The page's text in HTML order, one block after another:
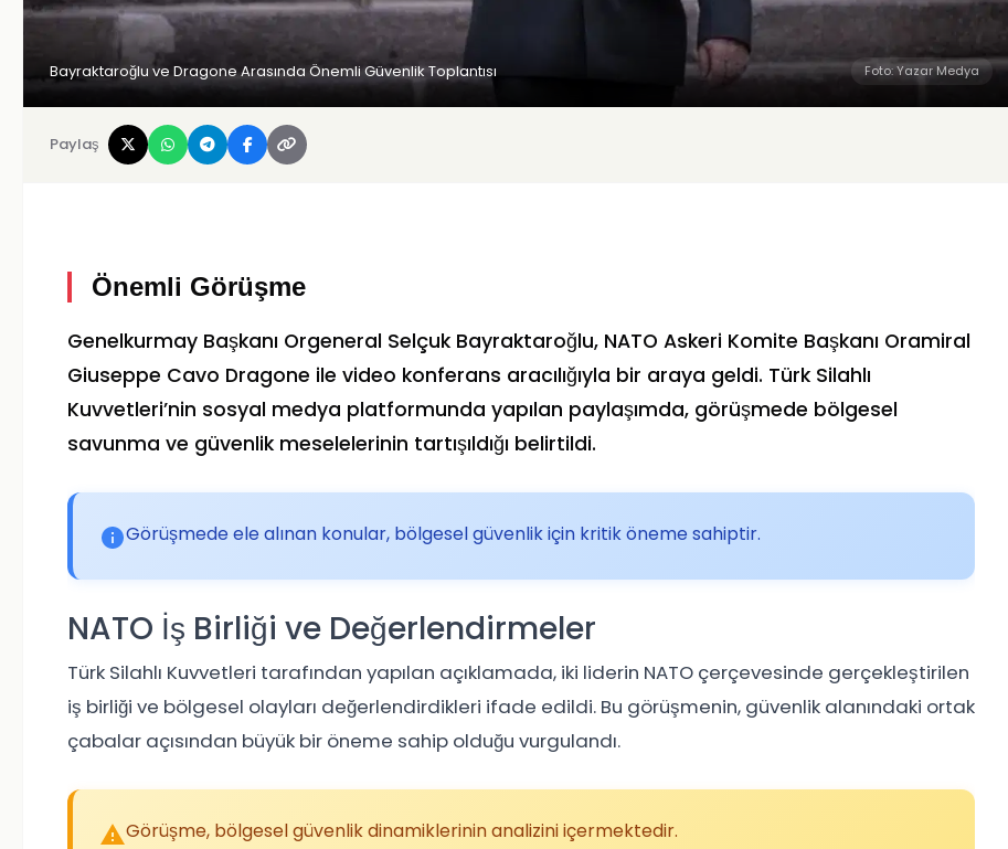
Bayraktaroğlu ve Dragone Arasında Önemli Güvenlik Toplantısı Foto: Yazar Medya
Paylaş
Önemli Görüşme
Genelkurmay Başkanı Orgeneral Selçuk Bayraktaroğlu, NATO Askeri Komite Başkanı Oramiral
Giuseppe Cavo Dragone ile video konferans aracılığıyla bir araya geldi. Türk Silahlı
Kuvvetleri’nin sosyal medya platformunda yapılan paylaşımda, görüşmede bölgesel
savunma ve güvenlik meselelerinin tartışıldığı belirtildi.
Görüşmede ele alınan konular, bölgesel güvenlik için kritik öneme sahiptir.
NATO İş Birliği ve Değerlendirmeler
Türk Silahlı Kuvvetleri tarafından yapılan açıklamada, iki liderin NATO çerçevesinde gerçekleştirilen
iş birliği ve bölgesel olayları değerlendirdikleri ifade edildi. Bu görüşmenin, güvenlik alanındaki ortak
çabalar açısından büyük bir öneme sahip olduğu vurgulandı.
Görüşme, bölgesel güvenlik dinamiklerinin analizini içermektedir.